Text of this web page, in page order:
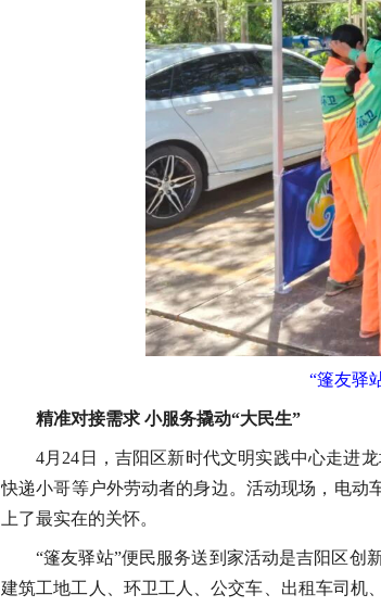
“篷友驿
精准对接需求 小服务撬动“大民生”
4月24日，吉阳区新时代文明实践中心走进
快递小哥等户外劳动者的身边。活动现场，电动
上了最实在的关怀。
“篷友驿站”便民服务送到家活动是吉阳区创
建筑工地工人、环卫工人、公交车、出租车司机